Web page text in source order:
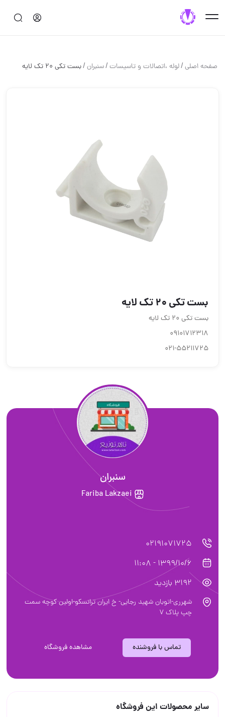
صفحه اصلی/لوله ،اتصالات و تاسیسات/سنبران/بست تکی 20 تک لایه
بست تکی 20 تک لایه
بست تکی 20 تک لایه
09101712318
021-55211725
سنبران
Fariba Lakzaei
02191071725
1399/10/6 - 11:08
3192 بازدید
شهرری-اتوبان شهید رجایی- خ ایران ترانسکو-اولین کوچه سمت
چپ پلاک 7
تماس با فروشنده مشاهده فروشگاه
سایر محصولات این فروشگاه